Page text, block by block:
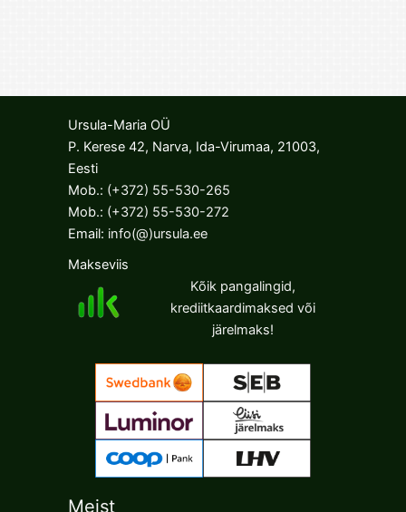
Ursula-Maria OÜ
P. Kerese 42, Narva, Ida-Virumaa, 21003,
Eesti
Mob.: (+372) 55-530-265
Mob.: (+372) 55-530-272
Email: info(@)ursula.ee
Makseviis
Kõik pangalingid,
krediitkaardimaksed või
järelmaks!
Meist